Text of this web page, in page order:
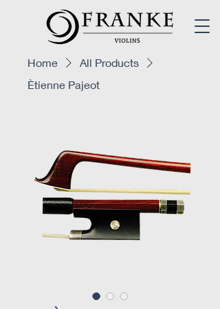
Home
All Products
Ètienne Pajeot